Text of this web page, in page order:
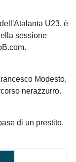
U23, è
sessione
Modesto,
nerazzurro.
di un prestito.